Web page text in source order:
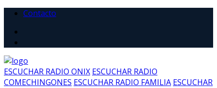
Contacto
ESCUCHAR RADIO ONIX ESCUCHAR RADIO
COMECHINGONES ESCUCHAR RADIO FAMILIA ESCUCHAR